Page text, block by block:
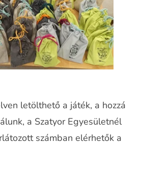
letölthető a játék, a hozzá
a Szatyor Egyesületnél
számban elérhetők a